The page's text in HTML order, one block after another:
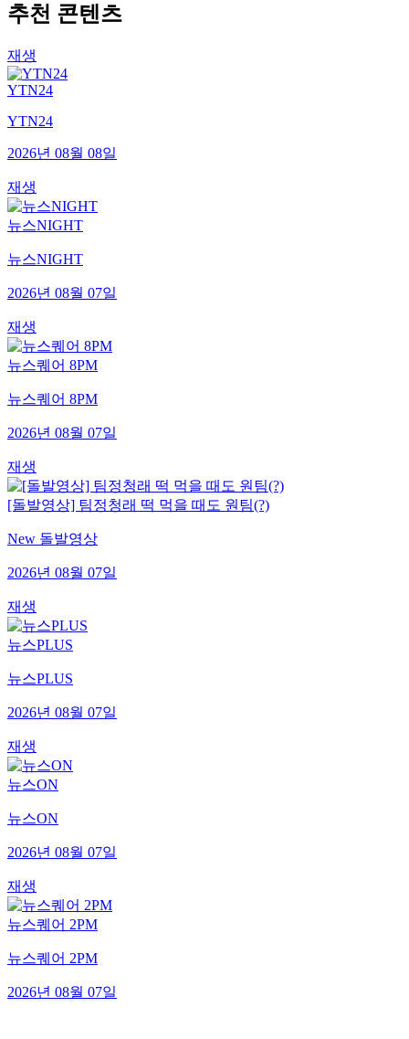
추천 콘텐츠
재생
YTN24
YTN24
2026년 08월 08일
재생
뉴스NIGHT
뉴스NIGHT
2026년 08월 07일
재생
뉴스퀘어 8PM
뉴스퀘어 8PM
2026년 08월 07일
재생
[돌발영상] 팀정청래 떡 먹을 때도 원팀(?)
New 돌발영상
2026년 08월 07일
재생
뉴스PLUS
뉴스PLUS
2026년 08월 07일
재생
뉴스ON
뉴스ON
2026년 08월 07일
재생
뉴스퀘어 2PM
뉴스퀘어 2PM
2026년 08월 07일